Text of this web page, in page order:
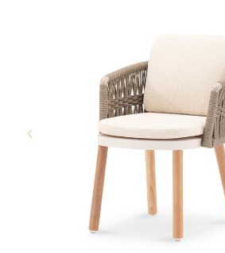
AGGIUNGI AL CARRELLO